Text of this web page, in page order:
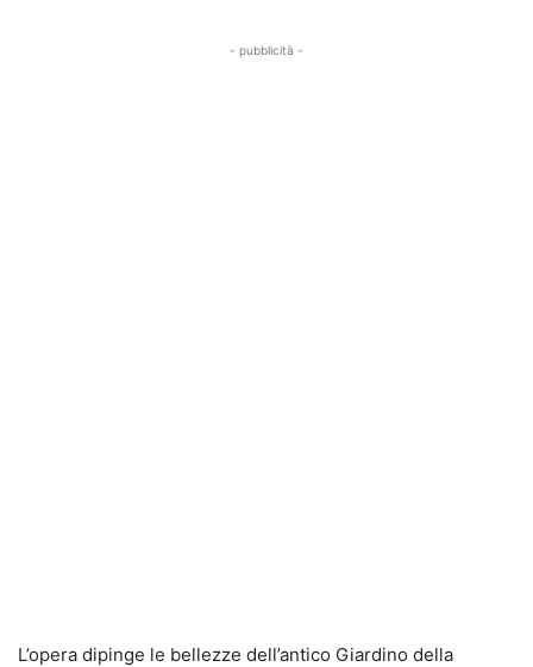
- pubblicità -
L’opera dipinge le bellezze dell’antico Giardino della